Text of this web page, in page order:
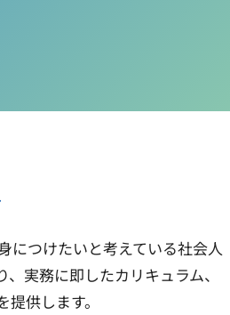
につけたいと考えている社会人
実務に即したカリキュラム、
供します。